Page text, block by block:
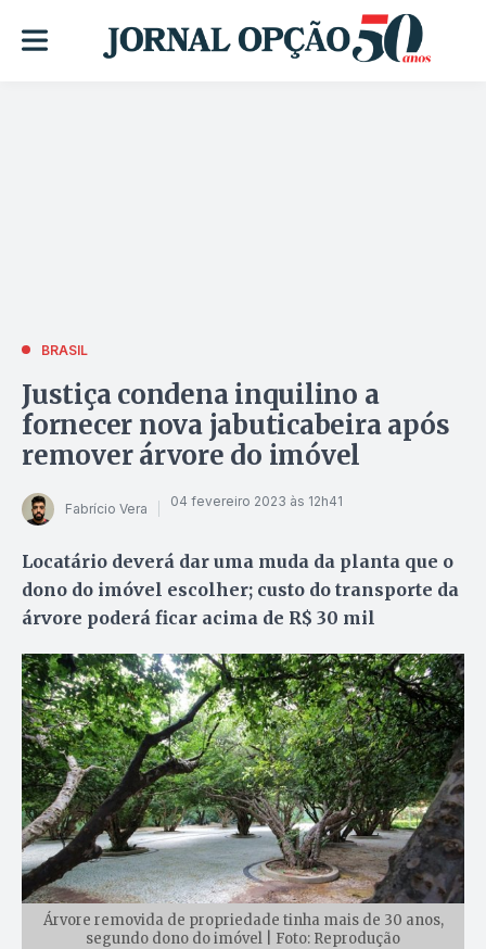
BRASIL
Justiça condena inquilino a
fornecer nova jabuticabeira após
remover árvore do imóvel
Fabrício Vera 04 fevereiro 2023 às 12h41
Locatário deverá dar uma muda da planta que o
dono do imóvel escolher; custo do transporte da
árvore poderá ficar acima de R$ 30 mil
Árvore removida de propriedade tinha mais de 30 anos,
segundo dono do imóvel | Foto: Reprodução